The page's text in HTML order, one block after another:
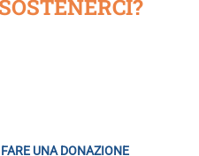
UNA DONAZIONE